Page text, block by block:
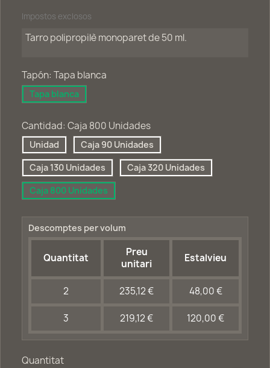
Impostos exclosos
Tarro polipropilè monoparet de 50 ml.
Tapón: Tapa blanca
Tapa blanca
Cantidad: Caja 800 Unidades
Unidad
Caja 90 Unidades
Caja 130 Unidades
Caja 320 Unidades
Caja 800 Unidades
Descomptes per volum
Quantitat
Preu
unitari
Estalvieu
2 235,12 € 48,00 €
3 219,12 € 120,00 €
Quantitat